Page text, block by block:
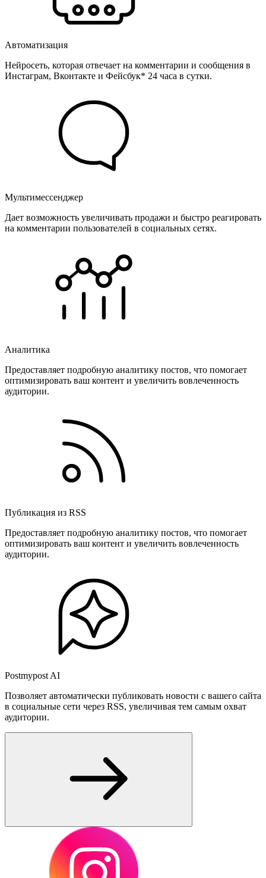
Автоматизация
Нейросеть, которая отвечает на комментарии и сообщения в
Инстаграм, Вконтакте и Фейсбук* 24 часа в сутки.
Мультимессенджер
Дает возможность увеличивать продажи и быстро реагировать
на комментарии пользователей в социальных сетях.
Аналитика
Предоставляет подробную аналитику постов, что помогает
оптимизировать ваш контент и увеличить вовлеченность
аудитории.
Публикация из RSS
Предоставляет подробную аналитику постов, что помогает
оптимизировать ваш контент и увеличить вовлеченность
аудитории.
Postmypost AI
Позволяет автоматически публиковать новости с вашего сайта
в социальные сети через RSS, увеличивая тем самым охват
аудитории.